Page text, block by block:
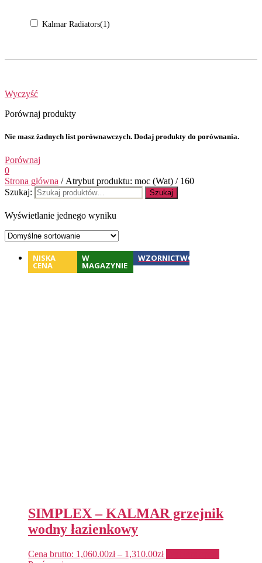
Kalmar Radiators(1)
Wyczyść
Porównaj produkty
Nie masz żadnych list porównawczych. Dodaj produkty do porównania.
Porównaj
0
Strona główna / Atrybut produktu: moc (Wat) / 160
Szukaj:
Szukaj
Wyświetlanie jednego wyniku
NISKA
CENA
W
MAGAZYNIE
WZORNICTWO
SIMPLEX – KALMAR grzejnik
wodny łazienkowy
Cena brutto: 1,060.00zł– 1,310.00zł